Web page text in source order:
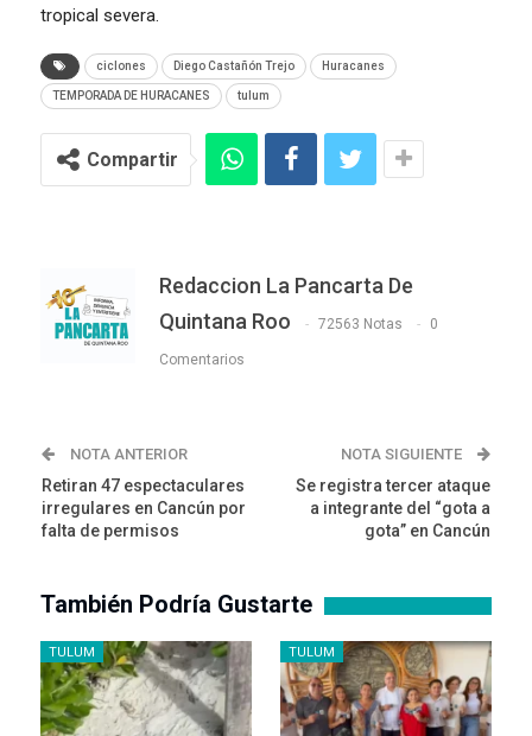
tropical severa.
ciclones Diego Castañón Trejo Huracanes
TEMPORADA DE HURACANES tulum
Compartir
Redaccion La Pancarta De
Quintana Roo
72563 Notas 0
Comentarios
NOTA ANTERIOR
Retiran 47 espectaculares
irregulares en Cancún por
falta de permisos
NOTA SIGUIENTE
Se registra tercer ataque
a integrante del “gota a
gota” en Cancún
También Podría Gustarte
TULUM TULUM